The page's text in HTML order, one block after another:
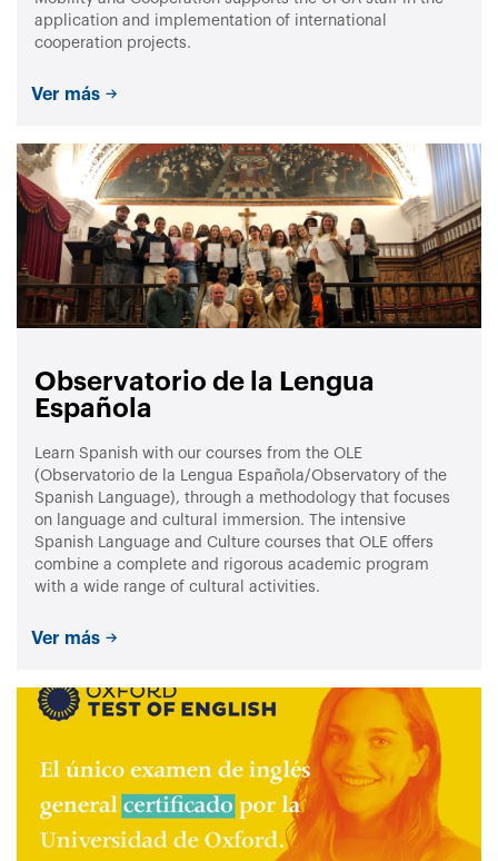
application and implementation of international
cooperation projects.
Ver más
Observatorio de la Lengua
Española
Learn Spanish with our courses from the OLE
(Observatorio de la Lengua Española/Observatory of the
Spanish Language), through a methodology that focuses
on language and cultural immersion. The intensive
Spanish Language and Culture courses that OLE offers
combine a complete and rigorous academic program
with a wide range of cultural activities.
Ver más